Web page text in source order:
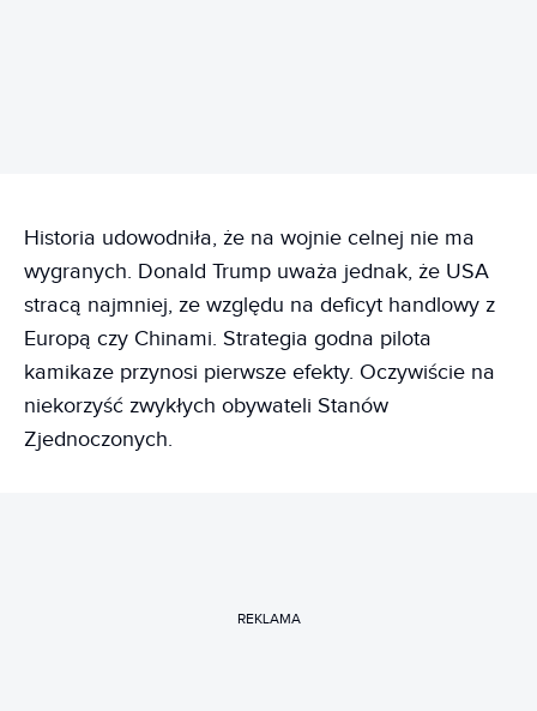
Historia udowodniła, że na wojnie celnej nie ma
wygranych. Donald Trump uważa jednak, że USA
stracą najmniej, ze względu na deficyt handlowy z
Europą czy Chinami. Strategia godna pilota
kamikaze przynosi pierwsze efekty. Oczywiście na
niekorzyść zwykłych obywateli Stanów
Zjednoczonych.
REKLAMA